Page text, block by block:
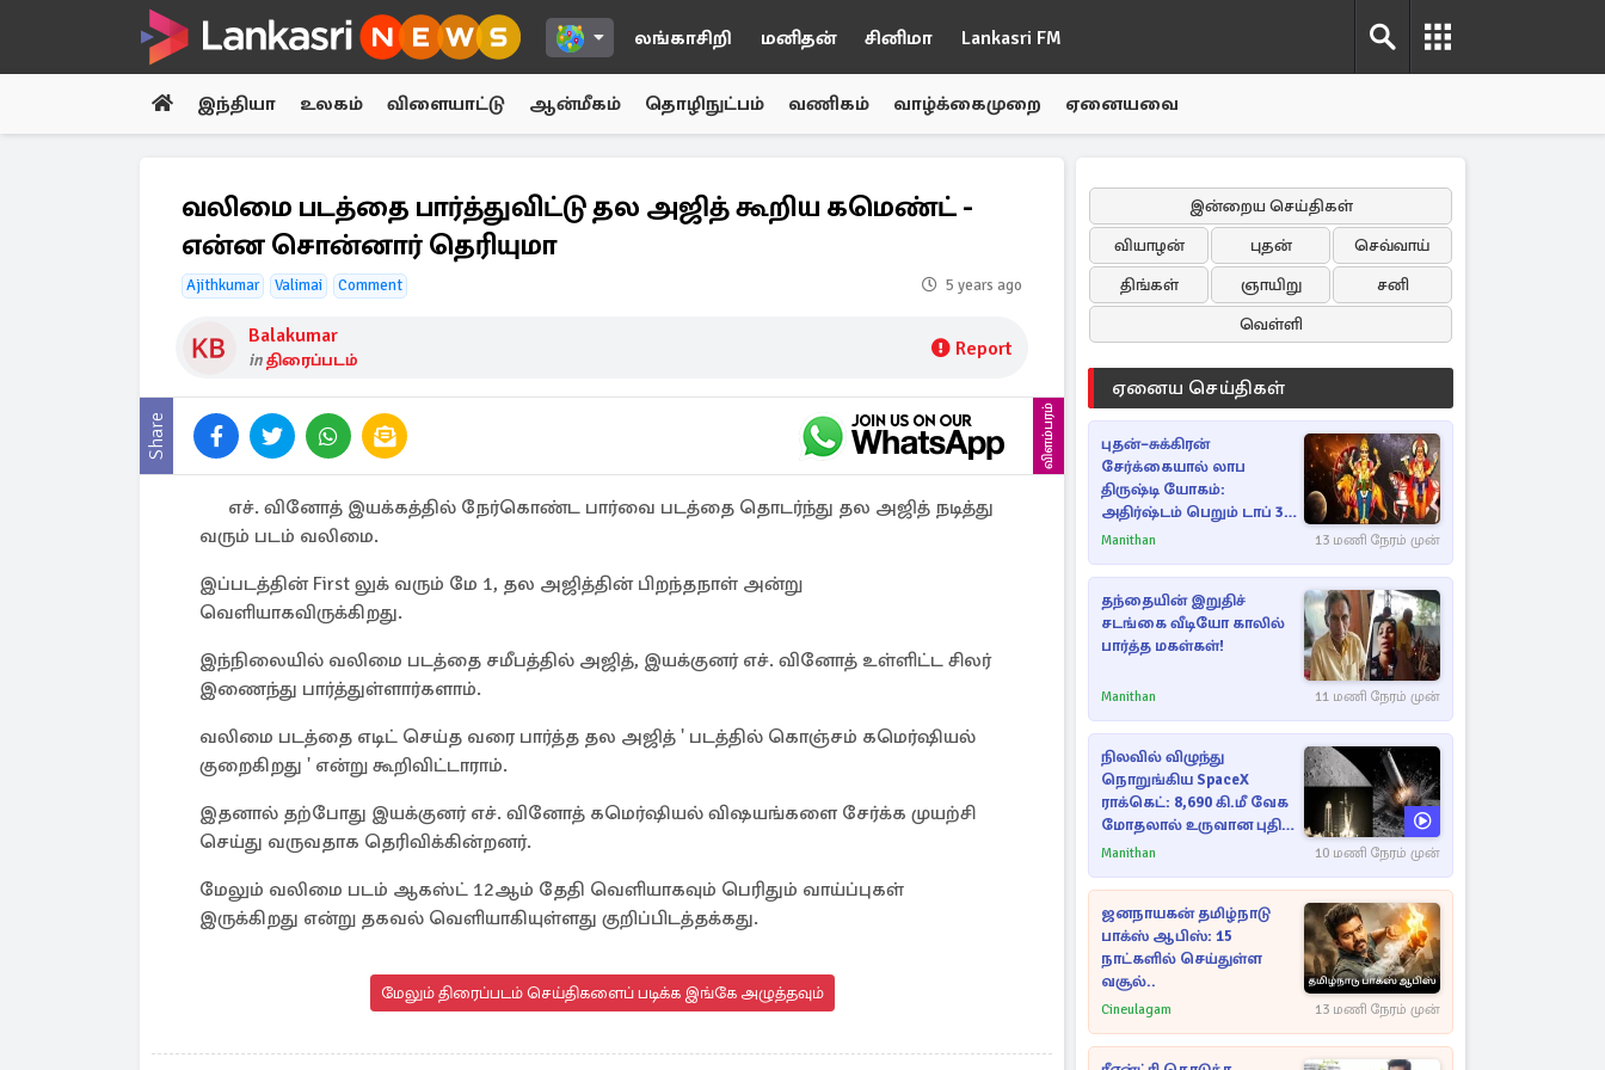
லங்காசிறி மனிதன் சினிமா Lankasri FM
இந்தியா உலகம் விளையாட்டு ஆன்மீகம் தொழிநுட்பம் வணிகம் வாழ்க்கைமுறை ஏனையவை
வலிமை படத்தை பார்த்துவிட்டு தல அஜித் கூறிய கமெண்ட் -
என்ன சொன்னார் தெரியுமா
Ajithkumar Valimai Comment 5 years ago
Balakumar
inதிரைப்படம் Report
Share விளம்பரம்
எச். வினோத் இயக்கத்தில் நேர்கொண்ட பார்வை படத்தை தொடர்ந்து தல அஜித் நடித்து
வரும் படம் வலிமை.
இப்படத்தின் First லுக் வரும் மே 1, தல அஜித்தின் பிறந்தநாள் அன்று
வெளியாகவிருக்கிறது.
இந்நிலையில் வலிமை படத்தை சமீபத்தில் அஜித், இயக்குனர் எச். வினோத் உள்ளிட்ட சிலர்
இணைந்து பார்த்துள்ளார்களாம்.
வலிமை படத்தை எடிட் செய்த வரை பார்த்த தல அஜித் ' படத்தில் கொஞ்சம் கமெர்ஷியல்
குறைகிறது ' என்று கூறிவிட்டாராம்.
இதனால் தற்போது இயக்குனர் எச். வினோத் கமெர்ஷியல் விஷயங்களை சேர்க்க முயற்சி
செய்து வருவதாக தெரிவிக்கின்றனர்.
மேலும் வலிமை படம் ஆகஸ்ட் 12ஆம் தேதி வெளியாகவும் பெரிதும் வாய்ப்புகள்
இருக்கிறது என்று தகவல் வெளியாகியுள்ளது குறிப்பிடத்தக்கது.
மேலும் திரைப்படம் செய்திகளைப் படிக்க இங்கே அழுத்தவும்
இன்றைய செய்திகள்
வியாழன்
புதன்
செவ்வாய்
திங்கள்
ஞாயிறு
சனி
வெள்ளி
ஏனைய செய்திகள்
புதன்–சுக்கிரன்
சேர்க்கையால் லாப
திருஷ்டி யோகம்:
அதிர்ஷ்டம் பெறும் டாப் 3
ராசிகள்!
Manithan 13 மணி நேரம் முன்
தந்தையின் இறுதிச்
சடங்கை வீடியோ காலில்
பார்த்த மகள்கள்!
Manithan 11 மணி நேரம் முன்
நிலவில் விழுந்து
நொறுங்கிய SpaceX
ராக்கெட்: 8,690 கி.மீ வேக
மோதலால் உருவான புதிய
பள்ளம்!
Manithan 10 மணி நேரம் முன்
ஜனநாயகன் தமிழ்நாடு
பாக்ஸ் ஆபிஸ்: 15
நாட்களில் செய்துள்ள
வசூல்..
Cineulagam 13 மணி நேரம் முன்